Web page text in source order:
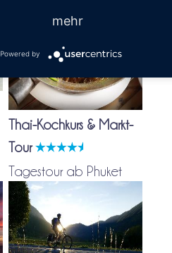
Thai-Kochkurs & Markt-
Tour
Tagestour ab Phuket
mehr
Powered by